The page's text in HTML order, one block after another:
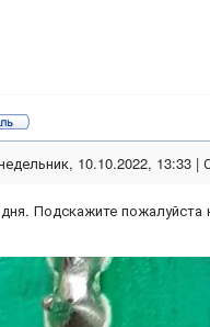
10.10.2022, 13:33 |
Подскажите